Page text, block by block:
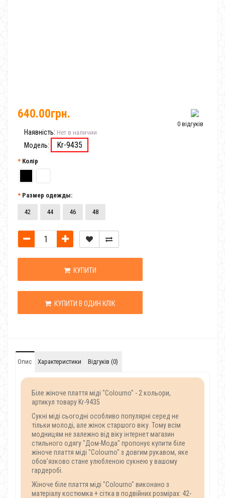
0 відгуків
640.00грн.
Наявність: Нет в наличии
Модель: Kr-9435
Колір
Размер одежды:
42 44 46 48
КУПИТИ
КУПИТИ В ОДИН КЛІК
Опис Характеристики Відгуків (0)
Біле жіноче плаття міді "Colourno" - 2 кольори,
артикул товару Kr-9435
Сукні міді сьогодні особливо популярні серед не
тільки молоді, але жінок старшого віку. Тому всім
модницям не залежно від віку інтернет магазин
стильного одягу "Дом-Мода" пропонує купити біле
жіноче плаття міді "Colourno" з довгим рукавом, яке
обов'язково стане улюбленою сукнею у вашому
гардеробі.
Жіноче біле плаття міді "Colourno" виконано з
матеріалу костюмка + сітка в подвійних розмірах: 42-